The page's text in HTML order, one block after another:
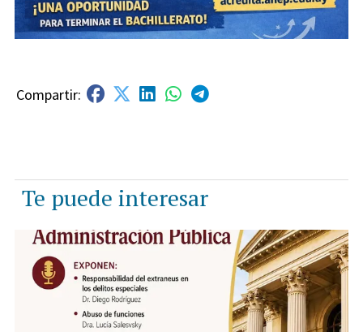
Te puede interesar